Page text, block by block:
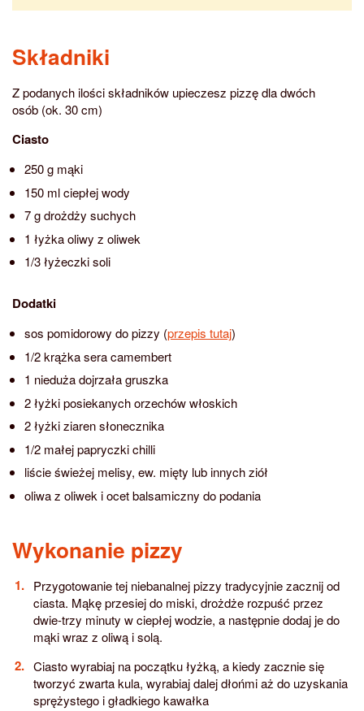
Składniki
Z podanych ilości składników upieczesz pizzę dla dwóch
osób (ok. 30 cm)
Ciasto
250 g mąki
150 ml ciepłej wody
7 g drożdży suchych
1 łyżka oliwy z oliwek
1/3 łyżeczki soli
Dodatki
sos pomidorowy do pizzy (przepis tutaj)
1/2 krążka sera camembert
1 nieduża dojrzała gruszka
2 łyżki posiekanych orzechów włoskich
2 łyżki ziaren słonecznika
1/2 małej papryczki chilli
liście świeżej melisy, ew. mięty lub innych ziół
oliwa z oliwek i ocet balsamiczny do podania
Wykonanie pizzy
Przygotowanie tej niebanalnej pizzy tradycyjnie zacznij od
ciasta. Mąkę przesiej do miski, drożdże rozpuść przez
dwie-trzy minuty w ciepłej wodzie, a następnie dodaj je do
mąki wraz z oliwą i solą.
Ciasto wyrabiaj na początku łyżką, a kiedy zacznie się
tworzyć zwarta kula, wyrabiaj dalej dłońmi aż do uzyskania
sprężystego i gładkiego kawałka